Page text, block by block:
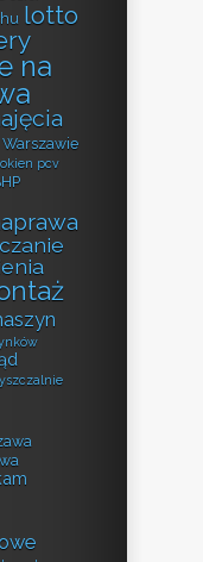
lotto
na
pcv